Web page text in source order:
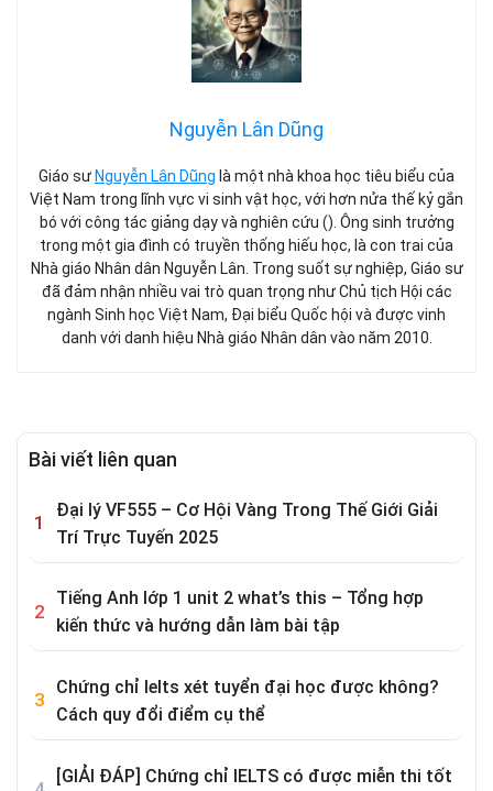
Nguyễn Lân Dũng
Giáo sư Nguyễn Lân Dũng là một nhà khoa học tiêu biểu của
Việt Nam trong lĩnh vực vi sinh vật học, với hơn nửa thế kỷ gắn
bó với công tác giảng dạy và nghiên cứu (). Ông sinh trưởng
trong một gia đình có truyền thống hiếu học, là con trai của
Nhà giáo Nhân dân Nguyễn Lân. Trong suốt sự nghiệp, Giáo sư
đã đảm nhận nhiều vai trò quan trọng như Chủ tịch Hội các
ngành Sinh học Việt Nam, Đại biểu Quốc hội và được vinh
danh với danh hiệu Nhà giáo Nhân dân vào năm 2010.
Bài viết liên quan
Đại lý VF555 – Cơ Hội Vàng Trong Thế Giới Giải
Trí Trực Tuyến 2025
Tiếng Anh lớp 1 unit 2 what’s this – Tổng hợp
kiến thức và hướng dẫn làm bài tập
Chứng chỉ Ielts xét tuyển đại học được không?
Cách quy đổi điểm cụ thể
[GIẢI ĐÁP] Chứng chỉ IELTS có được miễn thi tốt